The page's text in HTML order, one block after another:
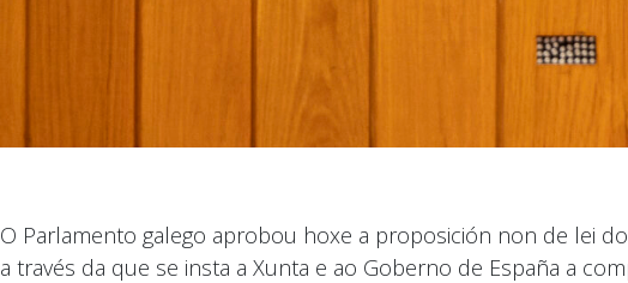
O Parlamento galego aprobou hoxe a proposición non de lei
a través da que se insta a Xunta e ao Goberno de España a